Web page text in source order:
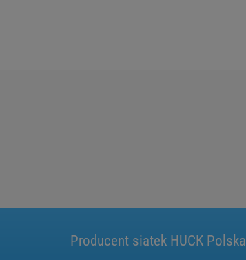
Producent siatek HUCK Polska